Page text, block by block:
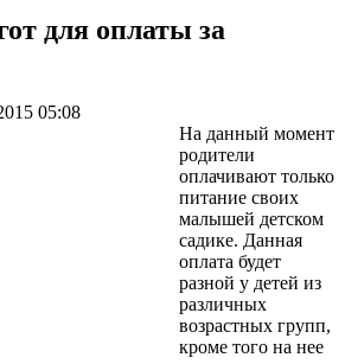
для оплаты за
05:08
На данный момент
родители
оплачивают только
питание своих
малышей детском
садике. Данная
оплата будет
разной у детей из
различных
возрастных групп,
кроме того на нее